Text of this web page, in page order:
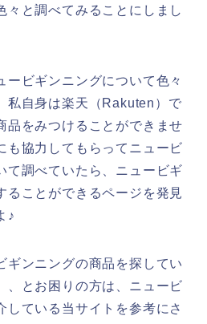
々と調べてみることにしまし
ービギンニングについて色々
私自身は楽天（Rakuten）で
品をみつけることができませ
も協力してもらってニュービ
て調べていたら、ニュービギ
ることができるページを発見
♪
ギンニングの商品を探してい
、とお困りの方は、ニュービ
している当サイトを参考にさ